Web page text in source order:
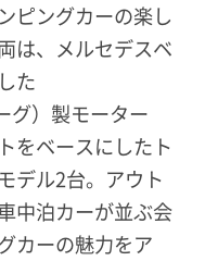
ピングカーの楽し
は、メルセデスベ
た
グ）製モーター
をベースにしたト
デル2台。アウト
中泊カーが並ぶ会
カーの魅力をア